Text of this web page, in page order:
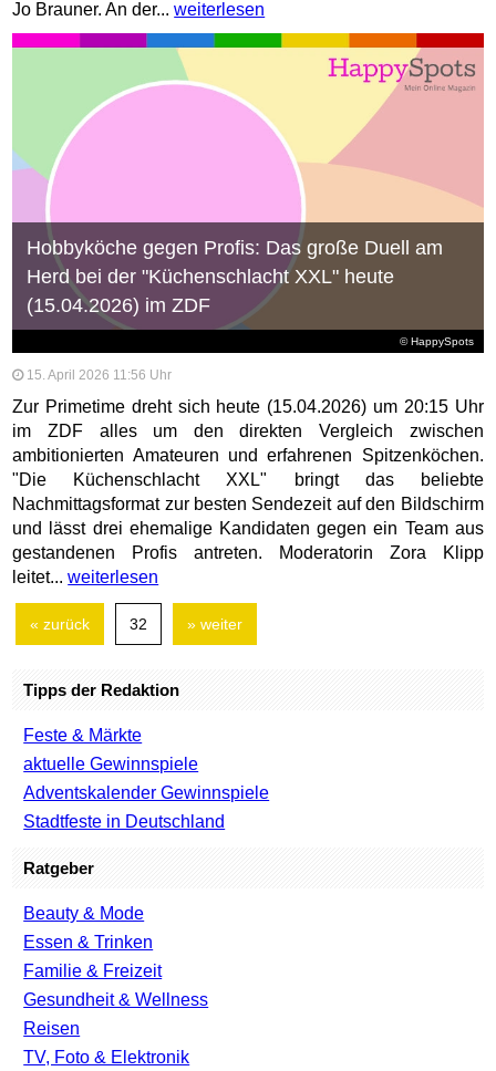
Jo Brauner. An der...weiterlesen
© HappySpots
Hobbyköche gegen Profis: Das große Duell am
Herd bei der "Küchenschlacht XXL" heute
(15.04.2026) im ZDF
15. April 2026 11:56 Uhr
Zur Primetime dreht sich heute (15.04.2026) um 20:15 Uhr
im ZDF alles um den direkten Vergleich zwischen
ambitionierten Amateuren und erfahrenen Spitzenköchen.
"Die Küchenschlacht XXL" bringt das beliebte
Nachmittagsformat zur besten Sendezeit auf den Bildschirm
und lässt drei ehemalige Kandidaten gegen ein Team aus
gestandenen Profis antreten. Moderatorin Zora Klipp
leitet...weiterlesen
« zurück 32 » weiter
Tipps der Redaktion
Feste & Märkte
aktuelle Gewinnspiele
Adventskalender Gewinnspiele
Stadtfeste in Deutschland
Ratgeber
Beauty & Mode
Essen & Trinken
Familie & Freizeit
Gesundheit & Wellness
Reisen
TV, Foto & Elektronik